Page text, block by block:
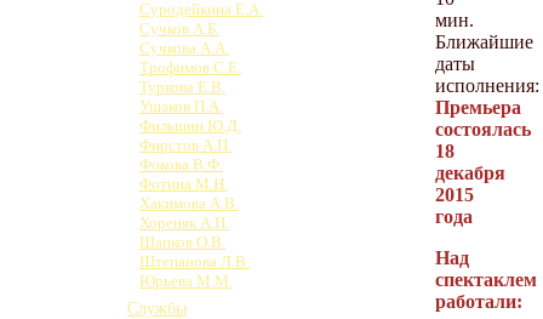
Суродейкина Е.А.
Сучков А.Б.
Сучкова А.А.
Трофимов С.Е.
Туркова Е.В.
Ушаков П.А.
Фильшин Ю.Д.
Фирстов А.П.
Фокова В.Ф.
Фотина М.Н.
Хакимова А.В.
Хореняк А.И.
Шапков О.В.
Штепанова Л.В.
Юрьева М.М.
Службы
мин.
Ближайшие
даты
исполнения:
Премьера
состоялась
18
декабря
2015
года
Над
спектаклем
работали: